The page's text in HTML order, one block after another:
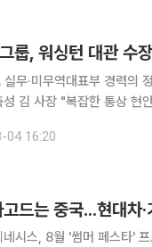
무·미무역대표부 경력의
장 "복잡한 통상 현안 대응할 적임자" 현대자동차
뒷받침할 정책 대응 채널을
04 16:20
드는 중국...현대차
네시스, 8월 '썸머 페스타'